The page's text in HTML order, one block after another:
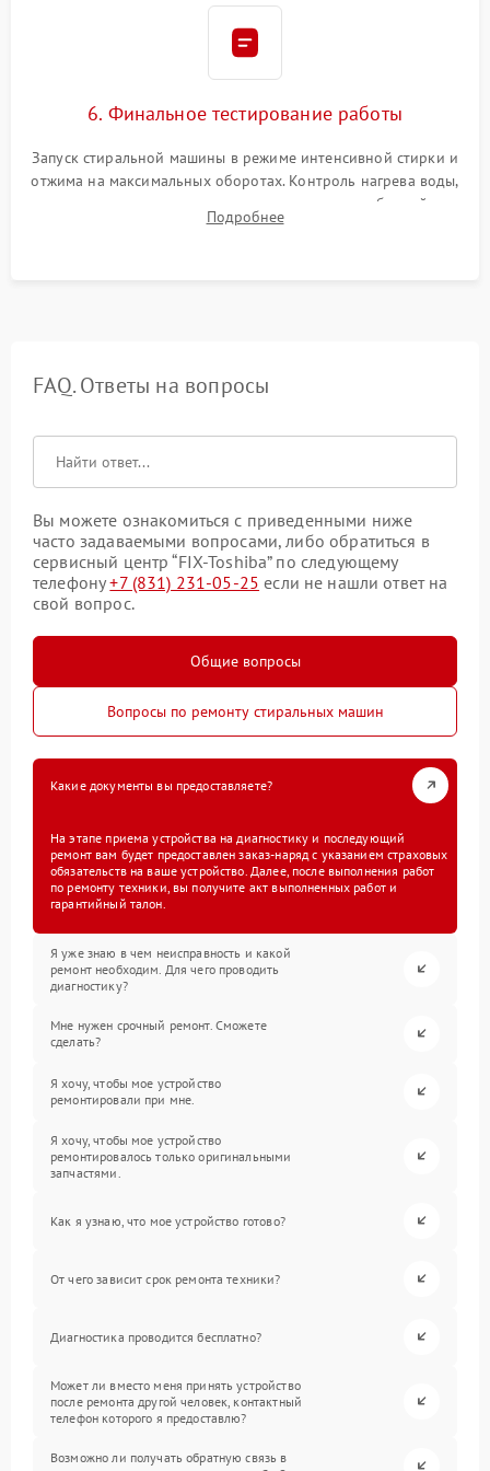
6. Финальное тестирование работы
Запуск стиральной машины в режиме интенсивной стирки и
отжима на максимальных оборотах. Контроль нагрева воды,
корректности слива, отсутствия излишних вибраций,
посторонних стуков и протечек под корпусом.
Подробнее
FAQ. Ответы на вопросы
Вы можете ознакомиться с приведенными ниже
часто задаваемыми вопросами, либо обратиться в
сервисный центр “FIX-Toshiba” по следующему
телефону+7 (831) 231-05-25 если не нашли ответ на
свой вопрос.
Общие вопросы
Вопросы по ремонту стиральных машин
Какие документы вы предоставляете?
На этапе приема устройства на диагностику и последующий
ремонт вам будет предоставлен заказ-наряд с указанием страховых
обязательств на ваше устройство. Далее, после выполнения работ
по ремонту техники, вы получите акт выполненных работ и
гарантийный талон.
Я уже знаю в чем неисправность и какой
ремонт необходим. Для чего проводить
диагностику?
Мне нужен срочный ремонт. Сможете
сделать?
Я хочу, чтобы мое устройство
ремонтировали при мне.
Я хочу, чтобы мое устройство
ремонтировалось только оригинальными
запчастями.
Как я узнаю, что мое устройство готово?
От чего зависит срок ремонта техники?
Диагностика проводится бесплатно?
Может ли вместо меня принять устройство
после ремонта другой человек, контактный
телефон которого я предоставлю?
Возможно ли получать обратную связь в